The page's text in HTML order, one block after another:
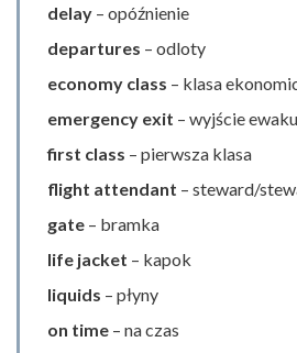
delay – opóźnienie
departures – odloty
economy class – klasa
emergency exit – wyjście
first class – pierwsza klasa
flight attendant – steward/
gate – bramka
life jacket – kapok
liquids – płyny
on time – na czas